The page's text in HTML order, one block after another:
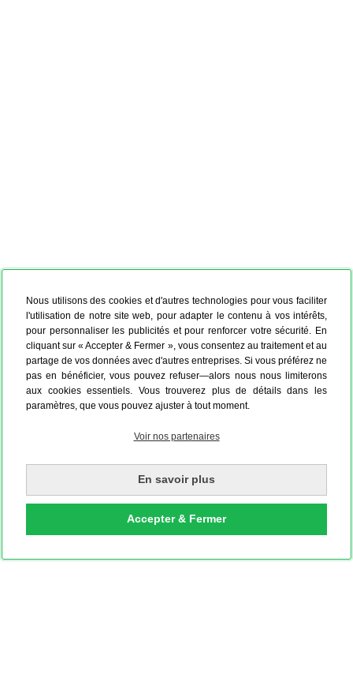
Nous utilisons des cookies et d'autres technologies pour vous faciliter
l'utilisation de notre site web, pour adapter le contenu à vos intérêts,
pour personnaliser les publicités et pour renforcer votre sécurité. En
cliquant sur « Accepter & Fermer », vous consentez au traitement et au
partage de vos données avec d'autres entreprises. Si vous préférez ne
pas en bénéficier, vous pouvez refuser—alors nous nous limiterons
aux cookies essentiels. Vous trouverez plus de détails dans les
paramètres, que vous pouvez ajuster à tout moment.
Voir nos partenaires
En savoir plus
Accepter & Fermer